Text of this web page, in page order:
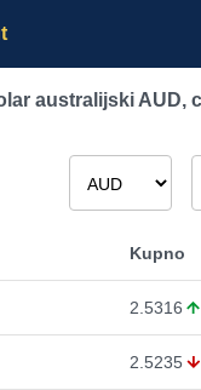
australijski AUD,
Kupno
2.5316
2.5235